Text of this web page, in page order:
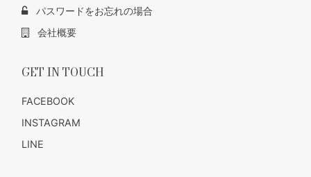
パスワードをお忘れの場合
会社概要
GET IN TOUCH
FACEBOOK
INSTAGRAM
LINE